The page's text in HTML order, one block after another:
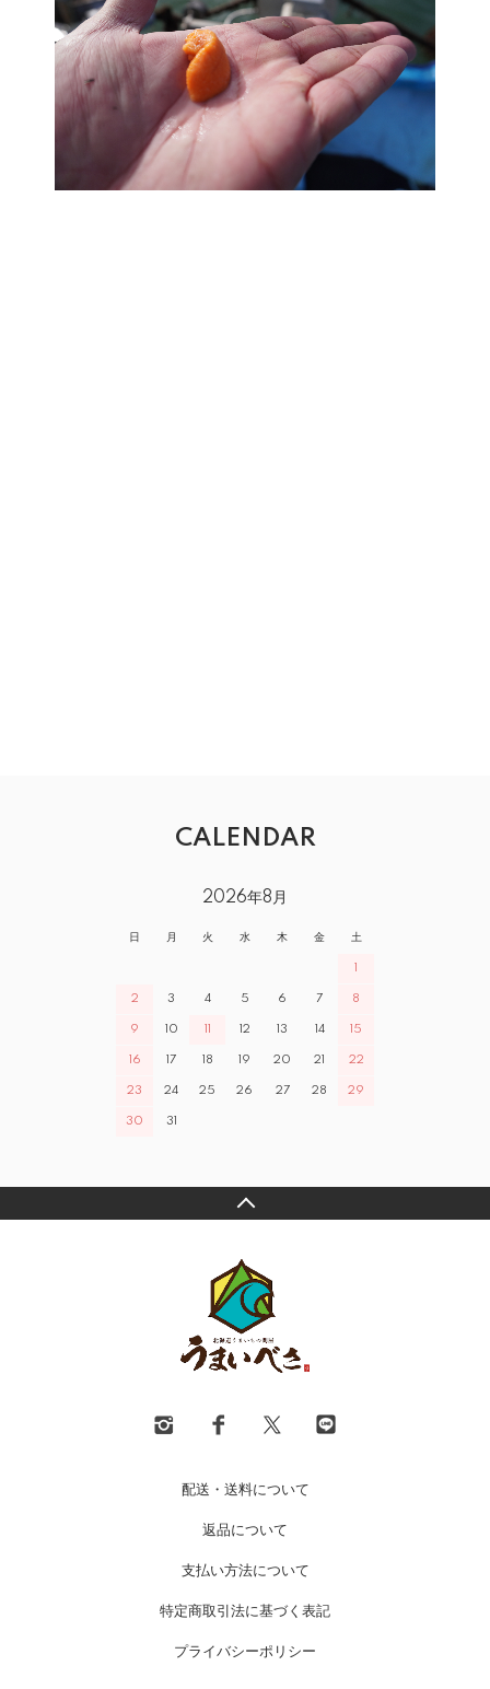
CALENDAR
2026年8月
日 月 火 水 木 金 土
1
2 3 4 5 6 7 8
9 10 11 12 13 14 15
16 17 18 19 20 21 22
23 24 25 26 27 28 29
30 31
配送・送料について
返品について
支払い方法について
特定商取引法に基づく表記
プライバシーポリシー